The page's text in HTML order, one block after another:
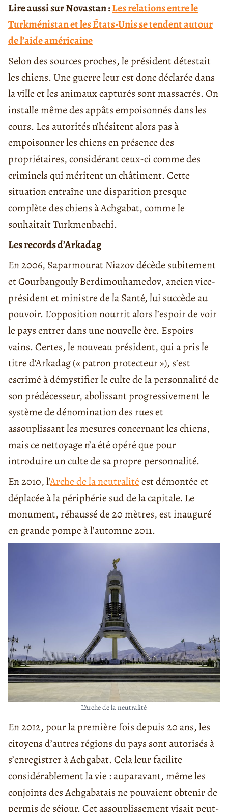
Lire aussi sur Novastan :Les relations entre le
Turkménistan et les États-Unis se tendent autour
de l’aide américaine
Selon des sources proches, le président détestait
les chiens. Une guerre leur est donc déclarée dans
la ville et les animaux capturés sont massacrés. On
installe même des appâts empoisonnés dans les
cours. Les autorités n’hésitent alors pas à
empoisonner les chiens en présence des
propriétaires, considérant ceux-ci comme des
criminels qui méritent un châtiment. Cette
situation entraîne une disparition presque
complète des chiens à Achgabat, comme le
souhaitait Turkmenbachi.
Les records d’Arkadag
En 2006, Saparmourat Niazov décède subitement
et Gourbangouly Berdimouhamedov, ancien vice-
président et ministre de la Santé, lui succède au
pouvoir. L’opposition nourrit alors l’espoir de voir
le pays entrer dans une nouvelle ère. Espoirs
vains. Certes, le nouveau président, qui a pris le
titre d’Arkadag (« patron protecteur »), s’est
escrimé à démystifier le culte de la personnalité de
son prédécesseur, abolissant progressivement le
système de dénomination des rues et
assouplissant les mesures concernant les chiens,
mais ce nettoyage n’a été opéré que pour
introduire un culte de sa propre personnalité.
En 2010, l’Arche de la neutralitéest démontée et
déplacée à la périphérie sud de la capitale. Le
monument, réhaussé de 20 mètres, est inauguré
en grande pompe à l’automne 2011.
L’Arche de la neutralité
En 2012, pour la première fois depuis 20 ans, les
citoyens d’autres régions du pays sont autorisés à
s’enregistrer à Achgabat. Cela leur facilite
considérablement la vie : auparavant, même les
conjoints des Achgabatais ne pouvaient obtenir de
permis de séjour. Cet assouplissement visait peut-